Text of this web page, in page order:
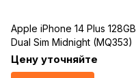
Apple iPhone 14 Plus 128GB
Dual Sim Midnight (MQ353)
Цену уточняйте